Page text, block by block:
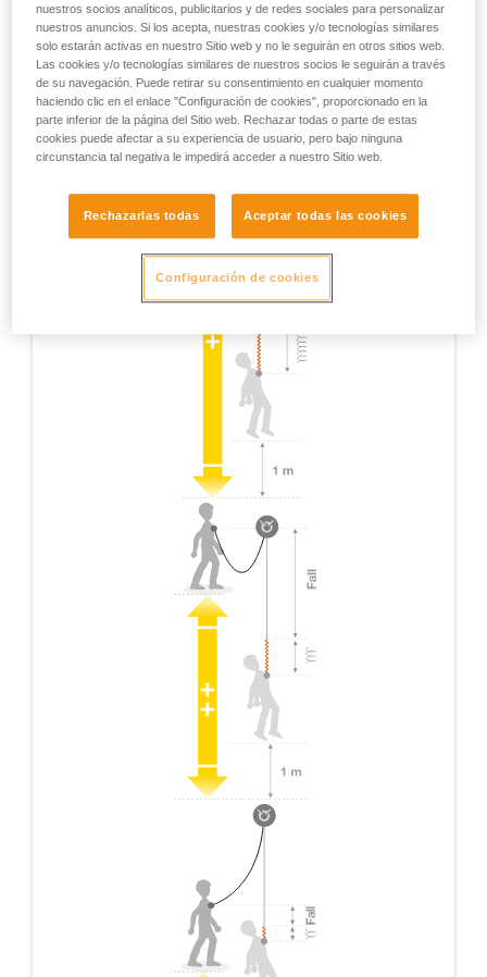
nuestros socios analíticos, publicitarios y de redes sociales para personalizar
nuestros anuncios. Si los acepta, nuestras cookies y/o tecnologías similares
solo estarán activas en nuestro Sitio web y no le seguirán en otros sitios web.
Las cookies y/o tecnologías similares de nuestros socios le seguirán a través
de su navegación. Puede retirar su consentimiento en cualquier momento
haciendo clic en el enlace "Configuración de cookies", proporcionado en la
parte inferior de la página del Sitio web. Rechazar todas o parte de estas
cookies puede afectar a su experiencia de usuario, pero bajo ninguna
circunstancia tal negativa le impedirá acceder a nuestro Sitio web.
Rechazarlas todas Aceptar todas las cookies
Configuración de cookies